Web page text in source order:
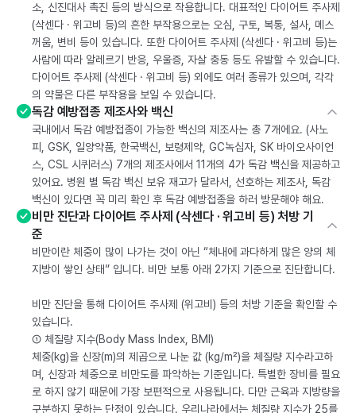
소, 신진대사 촉진 등의 방식으로 작용합니다. 대표적인 다이어트 주사제
(삭센다 · 위고비 등)의 흔한 부작용으로는 오심, 구토, 복통, 설사, 메스
꺼움, 변비 등이 있습니다. 또한 다이어트 주사제 (삭센다 · 위고비 등)는
사람에 따라 알레르기 반응, 우울증, 자살 충동 등도 유발할 수 있습니다.
다이어트 주사제 (삭센다 · 위고비 등) 외에도 여러 종류가 있으며, 각각
의 약물은 다른 부작용을 보일 수 있습니다.
독감 예방접종 제조사와 백신
국내에서 독감 예방접종이 가능한 백신의 제조사는 총 7개에요. (사노
피, GSK, 일양약품, 한국백신, 보령제약, GC녹십자, SK 바이오사이언
스, CSL 시퀴러스) 7개의 제조사에서 11개의 4가 독감 백신을 제공하고
있어요. 병원 별 독감 백신 보유 재고가 달라서, 선호하는 제조사, 독감
백신이 있다면 꼭 미리 확인 후 독감 예방접종을 하러 방문해야 해요.
비만 진단과 다이어트 주사제 (삭센다 · 위고비 등) 처방 기
준
비만이란 체중이 많이 나가는 것이 아닌 “체내에 과다하게 많은 양의 체
지방이 쌓인 상태” 입니다. 비만 보통 아래 2가지 기준으로 진단합니다.
비만 진단을 통해 다이어트 주사제 (위고비) 등의 처방 기준을 확인할 수
있습니다.
① 체질량 지수(Body Mass Index, BMI)
체중(kg)을 신장(m)의 제곱으로 나눈 값 (kg/m²)을 체질량 지수라고하
며, 신장과 체중으로 비만도를 파악하는 기준입니다. 특별한 장비를 필요
로 하지 않기 때문에 가장 보편적으로 사용됩니다. 다만 근육과 지방량을
구분하지 못하는 단점이 있습니다. 우리나라에서는 체질량 지수가 25를